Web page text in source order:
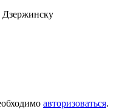
авторизоваться.